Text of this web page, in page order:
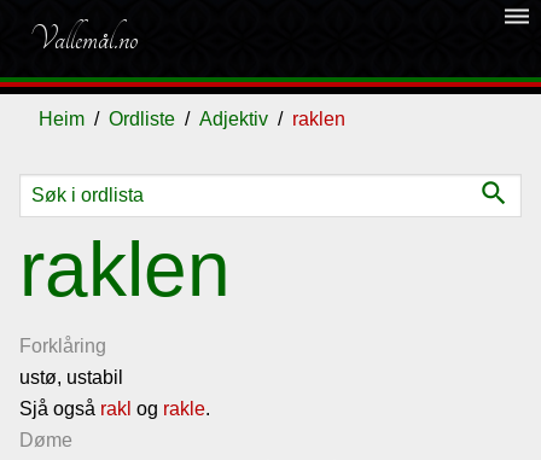
Vallemål.no
dehaze
Heim Ordliste Adjektiv raklen
search
raklen
Forklåring
ustø, ustabil
Sjå også rakl og rakle.
Døme
Ordliste
Om
vallemålet
Gjestebok